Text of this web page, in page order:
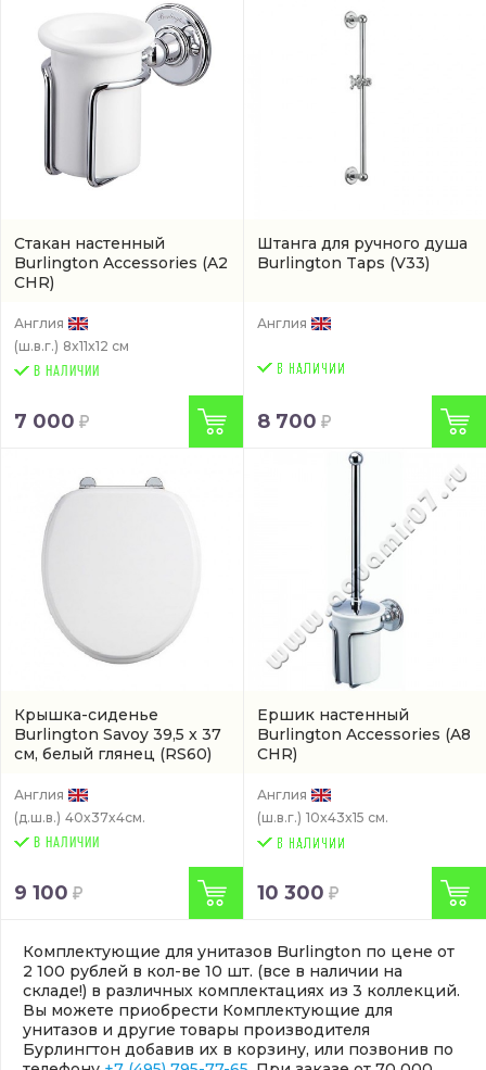
Стакан настенный
Burlington Accessories (A2
CHR)
Англия
(ш.в.г.) 8x11x12 см
В НАЛИЧИИ
7 000
Штанга для ручного душа
Burlington Taps (V33)
Англия
8 700
Крышка-сиденье
Burlington Savoy 39,5 x 37
см, белый глянец (RS60)
Англия
(д.ш.в.) 40x37x4см.
В НАЛИЧИИ
9 100
Ершик настенный
Burlington Accessories (A8
CHR)
Англия
(ш.в.г.) 10x43x15 см.
10 300
Комплектующие для унитазов Burlington по цене от
2 100 рублей в кол-ве 10 шт. (все в наличии на
складе!) в различных комплектациях из 3 коллекций.
Вы можете приобрести Комплектующие для
унитазов и другие товары производителя
Бурлингтон добавив их в корзину, или позвонив по